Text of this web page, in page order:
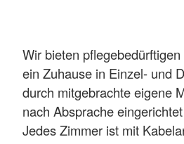
Wir bieten
ein Zuhause in Einzel- und
durch mitgebrachte eigene
nach Absprache
Jedes Zimmer ist mit